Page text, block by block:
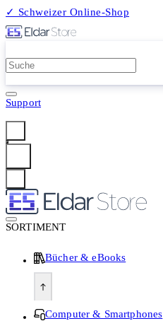
✓ Schweizer Online-Shop
Support
SORTIMENT
Bücher & eBooks
Computer & Smartphones